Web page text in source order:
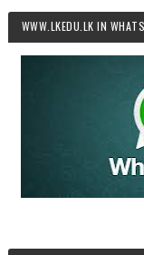
WWW.LKEDU.LK IN